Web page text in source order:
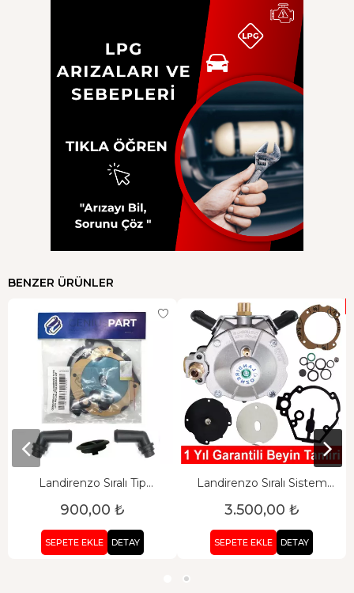
BENZER ÜRÜNLER
Landirenzo Sıralı Tip
900,00 ₺
SEPETE EKLE DETAY
Landirenzo Sıralı Sistem
3.500,00 ₺
SEPETE EKLE DETAY